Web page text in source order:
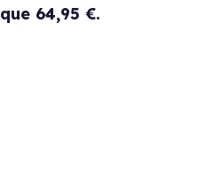
que 64,95 €.